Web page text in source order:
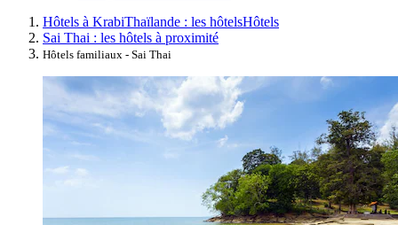
Hôtels à KrabiThaïlande : les hôtelsHôtels
Sai Thai : les hôtels à proximité
Hôtels familiaux - Sai Thai